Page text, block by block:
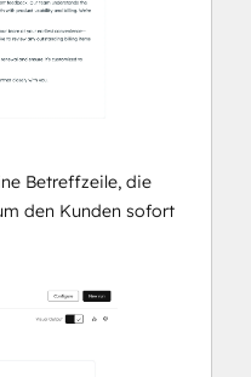
Betreffzeile, die
den Kunden sofort